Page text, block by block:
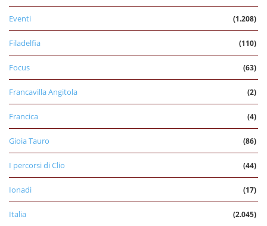
Eventi (1.208)
Filadelfia (110)
Focus (63)
Francavilla Angitola (2)
Francica (4)
Gioia Tauro (86)
I percorsi di Clio (44)
Ionadi (17)
Italia (2.045)